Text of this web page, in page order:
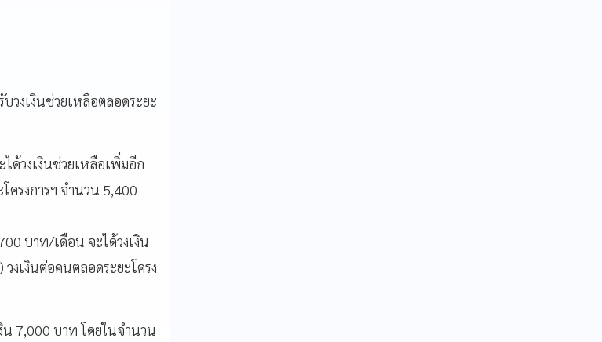
วงเงินช่วยเหลือตลอดระยะ
ด้วงเงินช่วยเหลือเพิ่มอีก
รงการฯ จำนวน 5,400
บาท/เดือน จะได้วงเงิน
เงินต่อคนตลอดระยะโครง
7,000 บาท โดยในจำนวน